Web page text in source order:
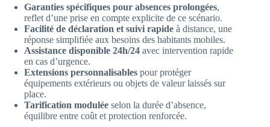
Garanties spécifiques pour absences prolongées,
reflet d’une prise en compte explicite de ce scénario.
Facilité de déclaration et suivi rapide à distance, une
réponse simplifiée aux besoins des habitants mobiles.
Assistance disponible 24h/24 avec intervention rapide
en cas d’urgence.
Extensions personnalisables pour protéger
équipements extérieurs ou objets de valeur laissés sur
place.
Tarification modulée selon la durée d’absence,
équilibre entre coût et protection renforcée.